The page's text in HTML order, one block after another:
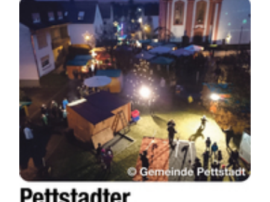
REGIONEN
ORTE
EVENTS
REISEFÜHRER
REISEMAGAZINE